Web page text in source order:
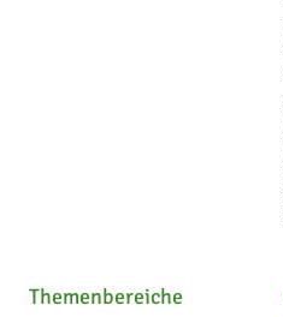
Themenbereiche